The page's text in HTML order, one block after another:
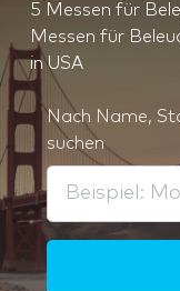
5 Messen für
Messen für
in USA
Nach Name,
suchen